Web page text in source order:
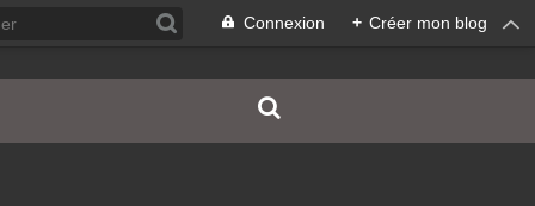
Connexion + Créer mon blog